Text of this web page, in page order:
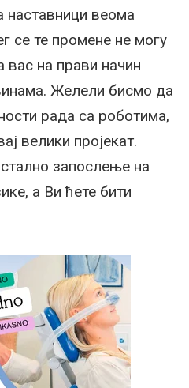
наставници веома
се те промене не могу
вас на прави начин
Желели бисмо да
рада са роботима,
велики пројекат.
запослење на
а Ви ћете бити